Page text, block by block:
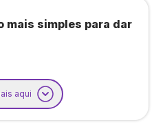
mais simples para dar
aqui